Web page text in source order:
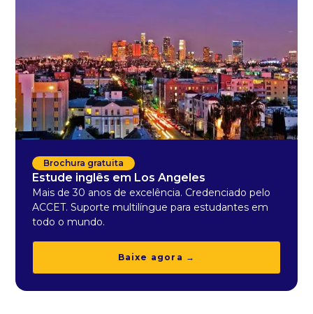
Brochura gratuita
Estude inglês em Los Angeles
Mais de 30 anos de excelência. Credenciado pelo
ACCET. Suporte multilíngue para estudantes em
todo o mundo.
Baixe agora →